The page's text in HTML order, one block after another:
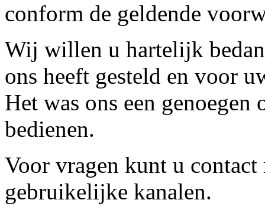
conform de geldende
Wij willen u hartelijk
ons heeft gesteld en voor
Het was ons een
bedienen.
Voor vragen kunt u contact
gebruikelijke kanalen.